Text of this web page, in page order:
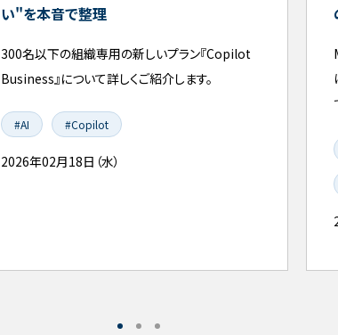
い"を本音で整理
300名以下の組織専用の新しいプラン『Copilot
Business』について詳しくご紹介します。
#AI #Copilot
2026年02月18日（水）